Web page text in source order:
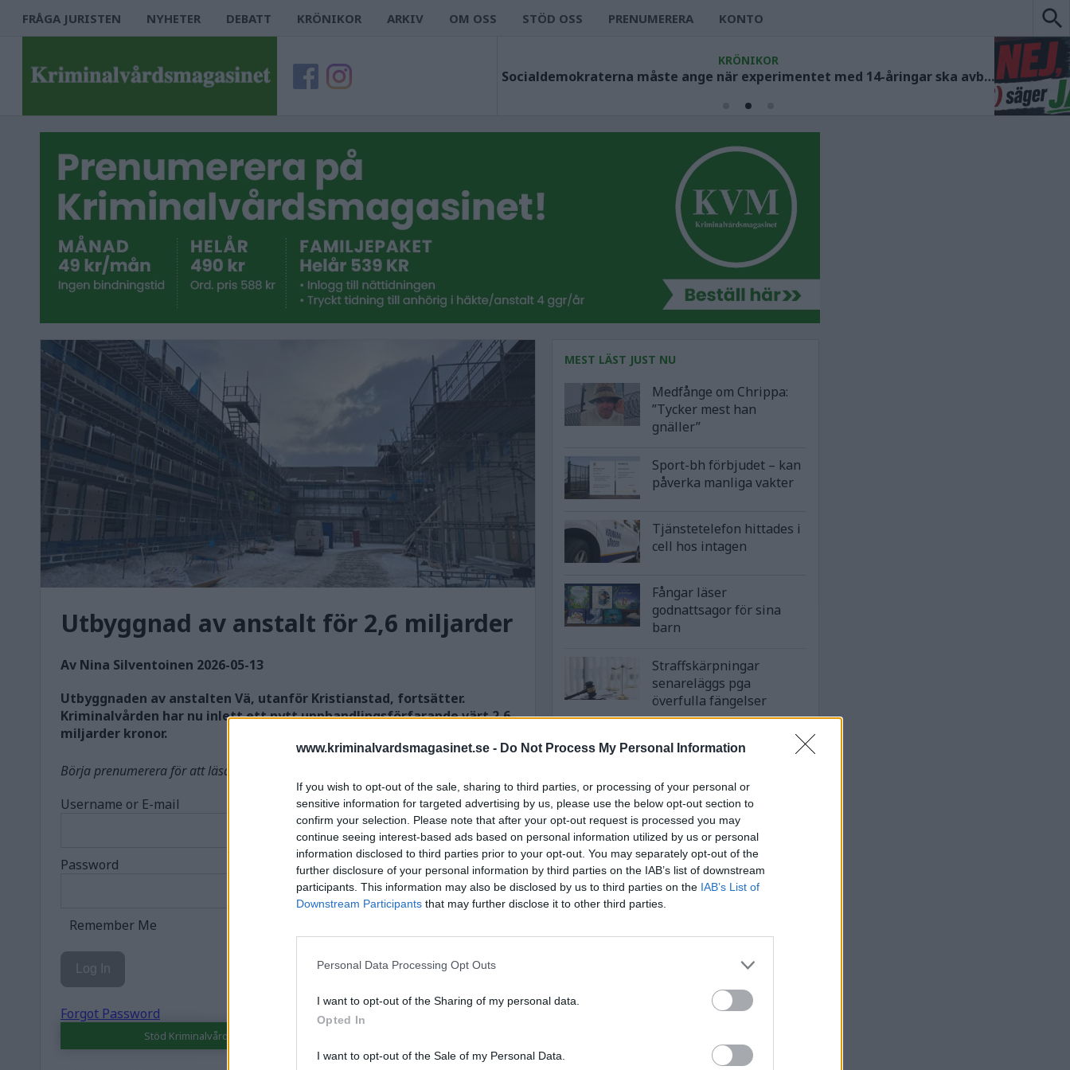
www.kriminalvardsmagasinet.se - Do Not Process My Personal Information
If you wish to opt-out of the sale, sharing to third parties, or processing of your personal or
sensitive information for targeted advertising by us, please use the below opt-out section to
confirm your selection. Please note that after your opt-out request is processed you may
continue seeing interest-based ads based on personal information utilized by us or personal
information disclosed to third parties prior to your opt-out. You may separately opt-out of the
further disclosure of your personal information by third parties on the IAB’s list of downstream
participants. This information may also be disclosed by us to third parties on the IAB’s List of
Downstream Participants that may further disclose it to other third parties.
Personal Data Processing Opt Outs
I want to opt-out of the Sharing of my personal data.
Opted In
I want to opt-out of the Sale of my Personal Data.
FRÅGA JURISTEN NYHETER DEBATT KRÖNIKOR ARKIV OM OSS STÖD OSS PRENUMERERA KONTO
KRÖNIKOR
Socialdemokraterna måste ange när experimentet med 14-åringar ska avbrytas
Utbyggnad av anstalt för 2,6 miljarder
Av Nina Silventoinen 2026-05-13
Utbyggnaden av anstalten Vä, utanför Kristianstad, fortsätter.
Kriminalvården har nu inlett ett nytt upphandlingsförfarande värt 2,6
miljarder kronor.
Börja prenumerera för att läsa detta innehåll.
Username or E-mail
Password
Remember Me
Forgot Password
Stöd Kriminalvårdsmagasinets bevakning av Kriminalvården
MEST LÄST JUST NU
Medfånge om Chrippa:
”Tycker mest han
gnäller”
Sport-bh förbjudet – kan
påverka manliga vakter
Tjänstetelefon hittades i
cell hos intagen
Fångar läser
godnattsagor för sina
barn
Straffskärpningar
senareläggs pga
överfulla fängelser
Stöd Kriminalvårdsmagasinets bevakning av
Kriminalvården
PRENUMERERA PÅ
KRIMINALVÅRDSMAGASINETS
NYHETSBREV
ÄMNESORD
Anstalten Johannesberg